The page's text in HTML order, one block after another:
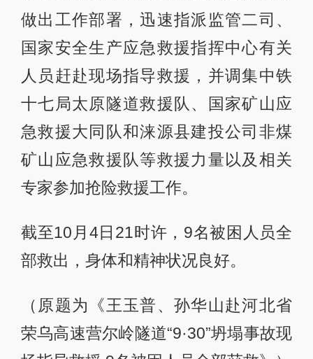
做出工作部署，迅速指派监管二司、
国家安全生产应急救援指挥中心有关
人员赶赴现场指导救援，并调集中铁
十七局太原隧道救援队、国家矿山应
急救援大同队和涞源县建投公司非煤
矿山应急救援队等救援力量以及相关
专家参加抢险救援工作。
截至10月4日21时许，9名被困人员全
部救出，身体和精神状况良好。
（原题为《王玉普、孙华山赴河北省
荣乌高速营尔岭隧道“9·30”坍塌事故现